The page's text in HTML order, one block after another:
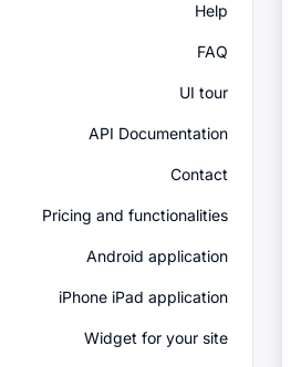
Help
FAQ
UI tour
API Documentation
Contact
Pricing and functionalities
Android application
iPhone iPad application
Widget for your site